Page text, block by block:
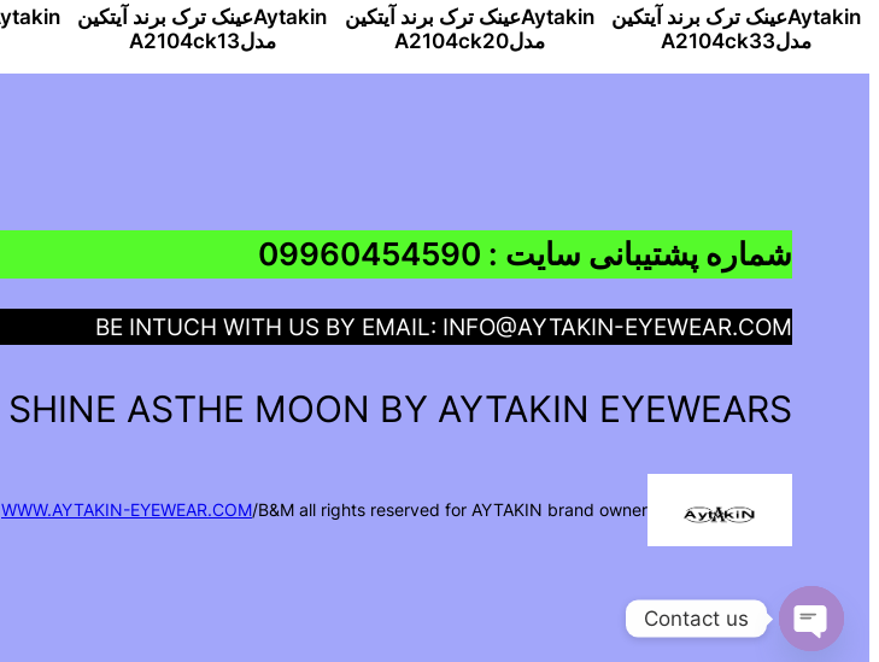
Aytakinعینک ترک برند آیتکین
مدلA2104ck33
Aytakinعینک ترک برند آیتکین
مدلA2104ck20
Aytakinعینک ترک برند آیتکین
مدلA2104ck13
شماره پشتیبانی سایت : 09960454590
BE INTUCH WITH US BY EMAIL: INFO@AYTAKIN-EYEWEAR.COM
SHINE ASTHE MOON BY AYTAKIN EYEWEARS
WWW.AYTAKIN-EYEWEAR.COM/B&M all rights reserved for AYTAKIN brand owner
Contact us